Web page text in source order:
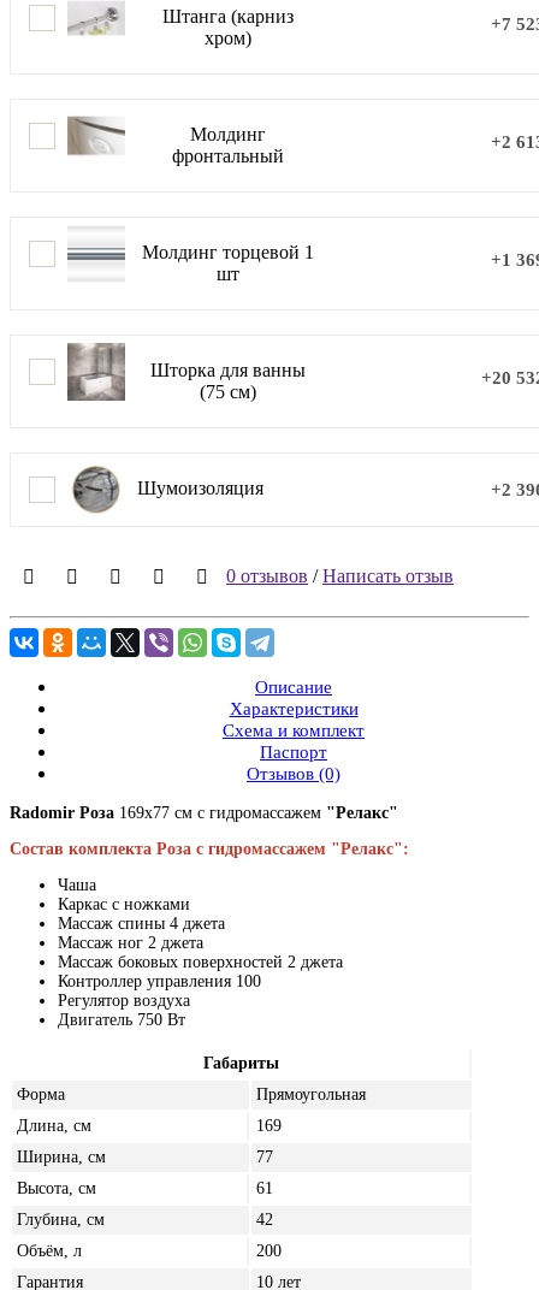
Штанга (карниз
хром)
+7
Молдинг
фронтальный
+2
Молдинг торцевой 1
шт
+1
Шторка для ванны
(75 см)
+20
Шумоизоляция +2
0 отзывов /Написать отзыв
Описание
Характеристики
Схема и комплект
Паспорт
Отзывов (0)
Radomir Роза 169x77 см с гидромассажем "Релакс"
Состав комплекта Роза с гидромассажем "Релакс":
Чаша
Каркас с ножками
Массаж спины 4 джета
Массаж ног 2 джета
Массаж боковых поверхностей 2 джета
Контроллер управления 100
Регулятор воздуха
Двигатель 750 Вт
Габариты
Форма
Прямоугольная
Длина, см
169
Ширина, см
77
Высота, см
61
Глубина, см
42
Объём, л
200
Гарантия
10 лет